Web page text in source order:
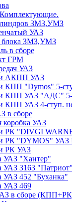
ЗМЗ,УМЗ
УАЗ
блока ЗМЗ,УМЗ
в сборе
ГРМ
УАЗ
АКПП УАЗ
КПП "Dymos" 5-
КПП УАЗ "АДС" 5-
КПП УАЗ 4-ступ.
в сборе
коробка УАЗ
РК "DIVGI
РК "DYMOS" УАЗ
РК УАЗ
УАЗ "Хантер"
УАЗ 3163 "Патриот"
УАЗ 452 "Буханка"
УАЗ 469
в сборе